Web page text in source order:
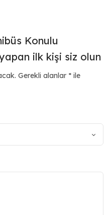
Konulu
ilk kişi siz olun
Gerekli alanlar * ile